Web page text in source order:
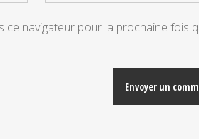
ce navigateur pour la prochaine fois